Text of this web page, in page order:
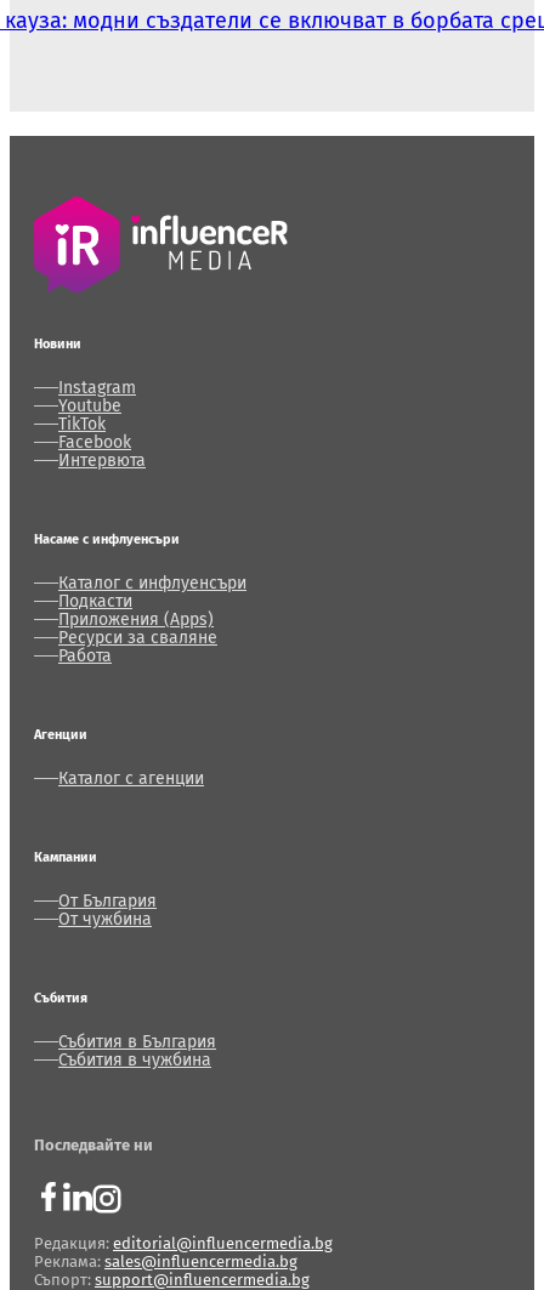
модни създатели се включват в борбата
Новини
Instagram
Youtube
TikTok
Facebook
Интервюта
Насаме с инфлуенсъри
Каталог с инфлуенсъри
Подкасти
Приложения (Apps)
Ресурси за сваляне
Работа
Агенции
Каталог с агенции
Кампании
От България
От чужбина
Събития
Събития в България
Събития в чужбина
Последвайте ни
Редакция: editorial@influencermedia.bg
Реклама: sales@influencermedia.bg
Съпорт: support@influencermedia.bg